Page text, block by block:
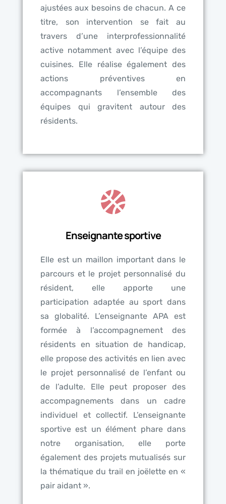
ajustées aux besoins de chacun. A ce
titre, son intervention se fait au
travers d’une interprofessionnalité
active notamment avec l’équipe des
cuisines. Elle réalise également des
actions préventives en
accompagnants l’ensemble des
équipes qui gravitent autour des
résidents.
Enseignante sportive
Elle est un maillon important dans le
parcours et le projet personnalisé du
résident, elle apporte une
participation adaptée au sport dans
sa globalité. L’enseignante APA est
formée à l’accompagnement des
résidents en situation de handicap,
elle propose des activités en lien avec
le projet personnalisé de l’enfant ou
de l’adulte. Elle peut proposer des
accompagnements dans un cadre
individuel et collectif. L’enseignante
sportive est un élément phare dans
notre organisation, elle porte
également des projets mutualisés sur
la thématique du trail en joëlette en «
pair aidant ».